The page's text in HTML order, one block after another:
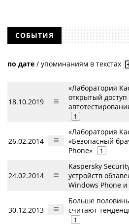
СОБЫТИЯ
по дате / упоминаниям в текстах
18.10.2019
«Лаборатория
открытый
1
26.02.2014
«Лаборатория
«Безопасный
Phone»
1
24.02.2014
Kaspersky
устройств
Windows Phone и
30.12.2013
Больше
считают
1